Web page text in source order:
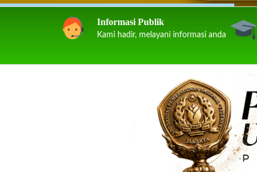
Informasi Publik
Kami hadir, melayani informasi anda